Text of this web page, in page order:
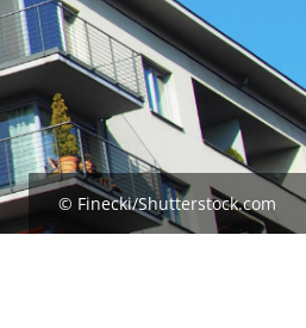
© Finecki/Shutterstock.com